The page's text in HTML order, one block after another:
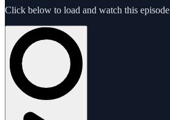
Click below to load and watch this episode